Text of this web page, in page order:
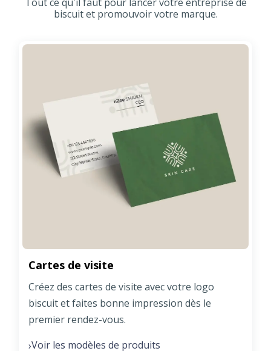
biscuit et promouvoir votre marque.
Cartes de visite
Créez des cartes de visite avec votre logo
biscuit et faites bonne impression dès le
premier rendez-vous.
›Voir les modèles de produits